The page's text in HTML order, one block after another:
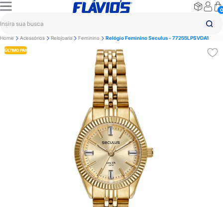
0
Home Acessórios Relojoaria Feminino Relógio Feminino Seculus - 77255LPSVDA1
ÚLTIMO PAR